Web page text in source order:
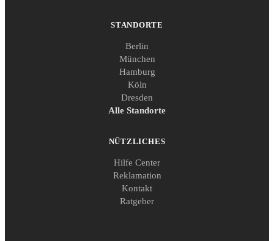
STANDORTE
Berlin
München
Hamburg
Köln
Dresden
Alle Standorte
NÜTZLICHES
Hilfe Center
Reklamation
Kontakt
Ratgeber